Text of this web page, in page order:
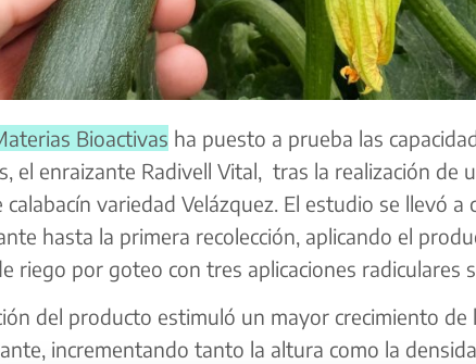
Bioactivas ha puesto a prueba las
el enraizante Radivell Vital, tras la realización de
calabacín variedad Velázquez. El estudio se llevó a
hasta la primera recolección, aplicando el
riego por goteo con tres aplicaciones radiculares
del producto estimuló un mayor crecimiento de
incrementando tanto la altura como la